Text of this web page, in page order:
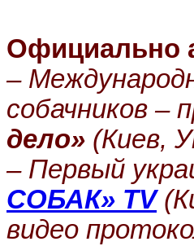
Официально
–
собачников –
дело» (Киев,
– Первый
СОБАК» TV
видео